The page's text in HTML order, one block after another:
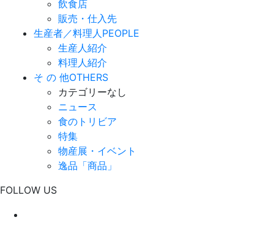
飲食店
販売・仕入先
生産者／料理人PEOPLE
生産人紹介
料理人紹介
そ の 他OTHERS
カテゴリーなし
ニュース
食のトリビア
特集
物産展・イベント
逸品「商品」
FOLLOW US